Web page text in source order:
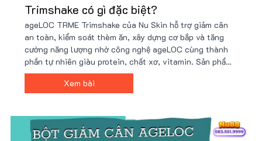
Trimshake có gì đặc biệt?
ageLOC TRME Trimshake của Nu Skin hỗ trợ giảm cân
an toàn, kiểm soát thèm ăn, xây dựng cơ bắp và tăng
cường năng lượng nhờ công nghệ ageLOC cùng thành
phần tự nhiên giàu protein, chất xơ, vitamin. Sản phẩm
tiện lợi, dễ sử dụng, phù hợp lối sống bận rộn và mục
tiêu sức khỏe. Giá ưu đãi tại Nu88!
Xem bài